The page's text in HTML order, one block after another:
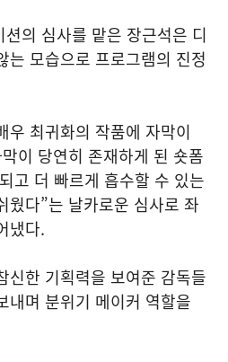
션의 심사를 맡은 장근석은 디
는 모습으로 프로그램의 진정
우 최귀화의 작품에 자막이
이 당연히 존재하게 된 숏폼
고 더 빠르게 흡수할 수 있는
웠다”는 날카로운 심사로 좌
냈다.
신한 기획력을 보여준 감독들
내며 분위기 메이커 역할을